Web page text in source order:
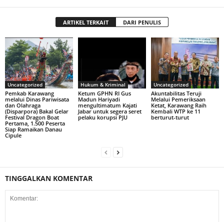
ARTIKEL TERKAIT DARI PENULIS
Uncategorized
Pemkab Karawang
melalui Dinas Pariwisata
dan Olahraga
(Disparpora) Bakal Gelar
Festival Dragon Boat
Pertama, 1.500 Peserta
Siap Ramaikan Danau
Cipule
Hukum & Kriminal
Ketum GPHN RI Gus
Madun Hariyadi
mengultimatum Kajati
Jabar untuk segera seret
pelaku korupsi PJU
Uncategorized
Akuntabilitas Teruji
Melalui Pemeriksaan
Ketat, Karawang Raih
Kembali WTP ke 11
berturut-turut
TINGGALKAN KOMENTAR